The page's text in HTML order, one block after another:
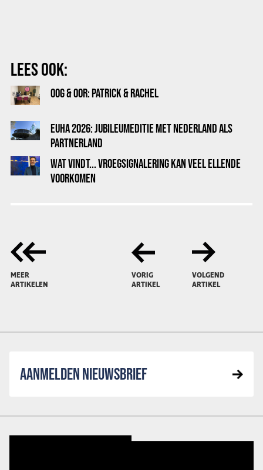
LEES OOK:
OOG & OOR: PATRICK & RACHEL
EUHA 2026: JUBILEUMEDITIE MET NEDERLAND ALS
PARTNERLAND
WAT VINDT... VROEGSIGNALERING KAN VEEL ELLENDE
VOORKOMEN
MEER
ARTIKELEN
VORIG
ARTIKEL
VOLGEND
ARTIKEL
AANMELDEN NIEUWSBRIEF